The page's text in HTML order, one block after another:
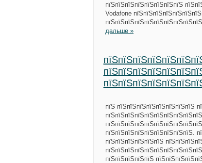
пїЅпїЅпїЅпїЅпїЅпїЅпїЅпїЅ
Vodafone
дальше »
пїЅ пїЅпїЅпїЅпїЅпїЅпїЅпїЅпїЅ
пїЅпїЅпїЅпїЅпїЅпїЅпїЅпїЅпїЅ.
пїЅпїЅпїЅпїЅпїЅпїЅ
пїЅпїЅпїЅпїЅпїЅ